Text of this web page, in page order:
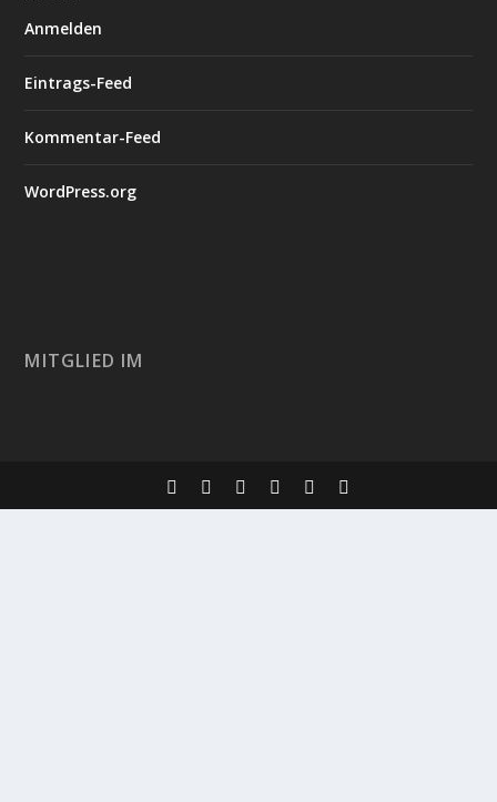
Anmelden
Eintrags-Feed
Kommentar-Feed
WordPress.org
MITGLIED IM